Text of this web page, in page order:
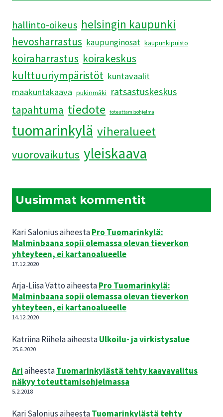
hallinto-oikeus helsingin kaupunki
hevosharrastus kaupunginosat kaupunkipuisto
koiraharrastus koirakeskus
kulttuuriympäristöt kuntavaalit
maakuntakaava pukinmäki ratsastuskeskus
tapahtuma tiedote toteuttamisohjelma
tuomarinkylä viheralueet
vuorovaikutus yleiskaava
Uusimmat kommentit
Kari SaloniusaiheestaPro Tuomarinkylä:
Malminbaana sopii olemassa olevan tieverkon
yhteyteen, ei kartanoalueelle
17.12.2020
Arja-Liisa VättoaiheestaPro Tuomarinkylä:
Malminbaana sopii olemassa olevan tieverkon
yhteyteen, ei kartanoalueelle
14.12.2020
Katriina RiiheläaiheestaUlkoilu- ja virkistysalue
25.6.2020
AriaiheestaTuomarinkylästä tehty kaavavalitus
näkyy toteuttamisohjelmassa
5.2.2018
Kari SaloniusaiheestaTuomarinkylästä tehty